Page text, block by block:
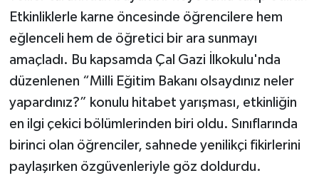
Etkinliklerle karne öncesinde öğrencilere hem
eğlenceli hem de öğretici bir ara sunmayı
amaçladı. Bu kapsamda Çal Gazi İlkokulu'nda
düzenlenen “Milli Eğitim Bakanı olsaydınız neler
yapardınız?” konulu hitabet yarışması, etkinliğin
en ilgi çekici bölümlerinden biri oldu. Sınıflarında
birinci olan öğrenciler, sahnede yenilikçi fikirlerini
paylaşırken özgüvenleriyle göz doldurdu.